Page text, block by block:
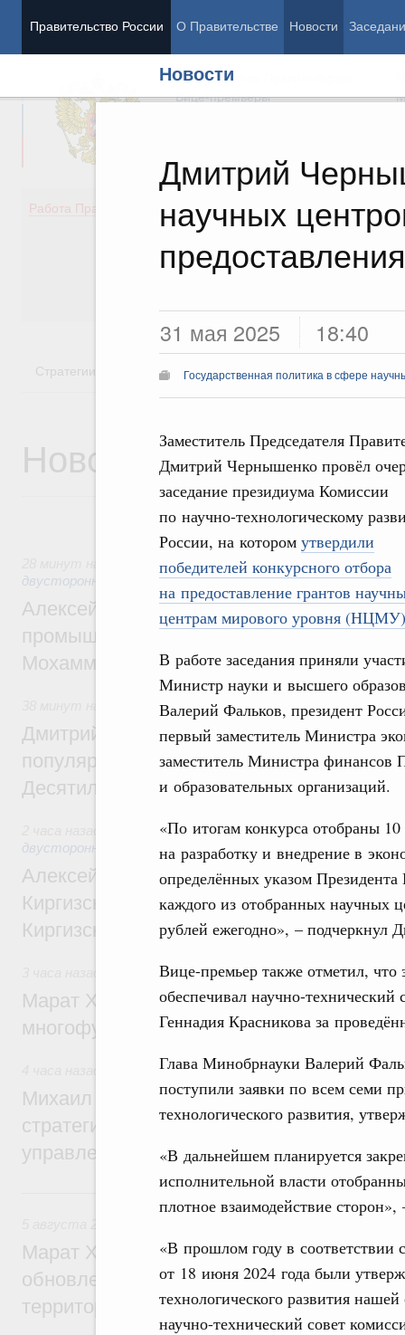
Правительство России О Правительстве Новости
Новости
Дмитрий
научных
31 мая 2025 18:40
Государственная политика в сфере
Заместитель Председателя
Дмитрий Чернышенко провёл
заседание президиума Комиссии
по научно-технологическому
России, на котором утвердили
победителей конкурсного отбора
на предоставление грантов
центрам мирового уровня (НЦМУ)
В работе заседания приняли
Министр науки и высшего
Валерий Фальков, президент
первый заместитель Министра
заместитель Министра финансов
и образовательных организаций.
«По итогам конкурса отобраны
на разработку и внедрение в
определённых указом
каждого из отобранных научных
рублей ежегодно», – подчеркнул
Вице-премьер также отметил, что
обеспечивал научно-технический
Геннадия Красникова за
Глава Минобрнауки Валерий
поступили заявки по всем семи
технологического развития,
«В дальнейшем планируется
исполнительной власти
плотное взаимодействие
«В прошлом году в соответствии
от 18 июня 2024 года были
технологического развития
научно-технический совет
Председатель Правительства
Вице-премьеры
Работа Правительства
Демография
Здоровье
Культура
Стратегии Государственные программы
Новости
Экономические отношения с
двусторонней основе
Алексей Оверчук провёл рабочую
промышленности, недропользования и
Мохаммадом Атабаком
Внутренний и въездной туризм
Дмитрий Чернышенко: Порядка 110
популярного туризма в 35 регионах
Десятилетия науки и технологий
Экономические и гуманитарные отношения
двусторонней основе
Алексей Оверчук принял участие в
Киргизского экономического форума и
Киргизской межрегиональной
Дорожное хозяйство
Марат Хуснуллин: На двух скоростных
многофункциональные зоны дорожного
Технологическое развитие. Инновации
Михаил Мишустин дал поручения по
стратегической сессии о
управления научно-технологическим
Вчера
Марат Хуснуллин: Более 4,3 тыс.
обновлено в России при участии Фонда
территорий